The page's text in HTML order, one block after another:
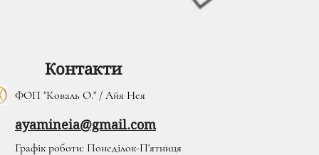
Контакти
ФОП "Коваль О." / Айя Нея
ayamineia@gmail.com
Графік роботи: Понеділок-П'ятниця